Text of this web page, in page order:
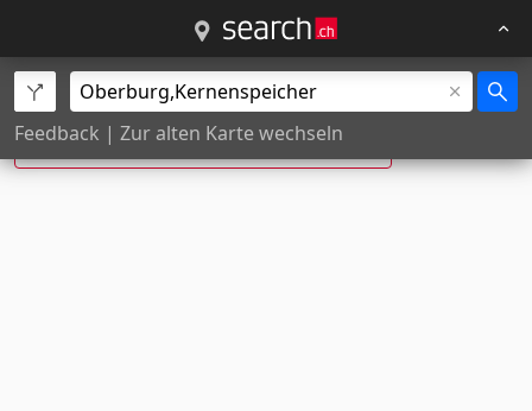
Feedback | Zur alten Karte wechseln
Kernenspeicher, Oberburg ist neu:
Breitenwaldstr., Oberburg